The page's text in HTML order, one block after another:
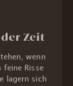
der Zeit
wenn
feine Risse
lagern sich